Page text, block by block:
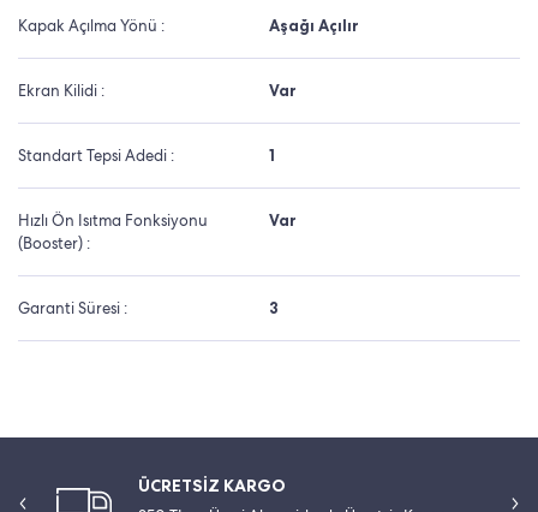
Kapak Açılma Yönü : Aşağı Açılır
Ekran Kilidi : Var
Standart Tepsi Adedi : 1
Hızlı Ön Isıtma Fonksiyonu
(Booster) :
Var
Garanti Süresi : 3
ÜCRETSİZ KARGO